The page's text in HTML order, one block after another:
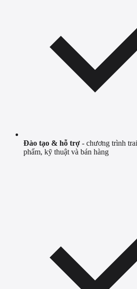
Đào tạo & hỗ trợ - chương trình
phẩm, kỹ thuật và bán hàng